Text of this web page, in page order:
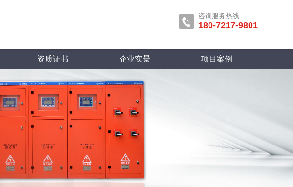
咨询服务热线
180-7217-9801
资质证书 企业实景 项目案例